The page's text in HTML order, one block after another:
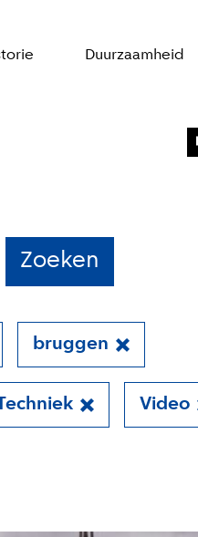
Duurzaamheid
Zoeken
bruggen
Techniek Video